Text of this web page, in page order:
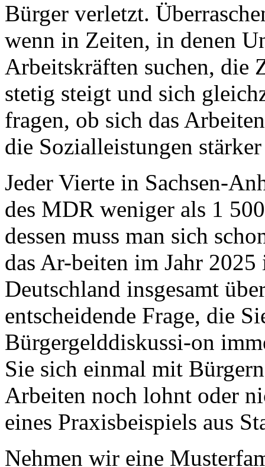
Bürger verletzt.
wenn in Zeiten, in denen
Arbeitskräften suchen, die
stetig steigt und sich
fragen, ob sich das
die Sozialleistungen
Jeder Vierte in Sachsen-
des MDR weniger als 1
dessen muss man sich
das Ar-beiten im Jahr
Deutschland insgesamt
entscheidende Frage, die
Bürgergelddiskussi-on
Sie sich einmal mit
Arbeiten noch lohnt oder
eines Praxisbeispiels aus
Nehmen wir eine